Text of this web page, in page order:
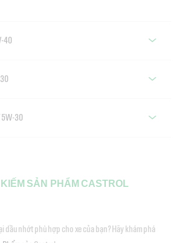
40
5W-30
SẢN PHẨM CASTROL
dầu nhớt phù hợp cho xe của bạn? Hãy khám phá